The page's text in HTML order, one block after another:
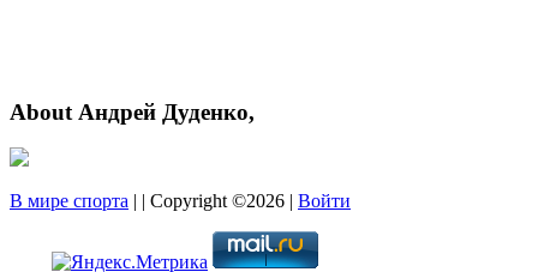
About Андрей Дуденко,
В мире спорта | | Copyright ©2026 | Войти